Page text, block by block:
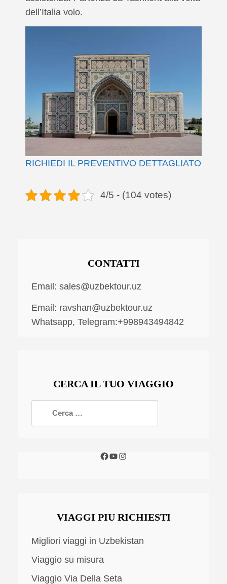
dell’Italia volo.
RICHIEDI IL PREVENTIVO DETTAGLIATO
4/5 - (104 votes)
CONTATTI
Email: sales@uzbektour.uz
Email: ravshan@uzbektour.uz
Whatsapp, Telegram:+998943494842
CERCA IL TUO VIAGGIO
VIAGGI PIU RICHIESTI
Migliori viaggi in Uzbekistan
Viaggio su misura
Viaggio Via Della Seta